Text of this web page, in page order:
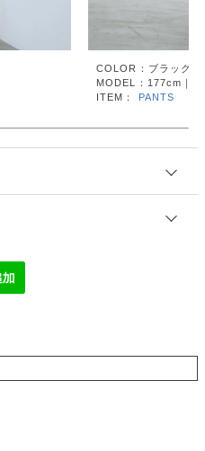
COLOR：ブラック
MODEL：177cm｜
ITEM：
PANTS